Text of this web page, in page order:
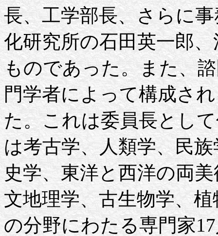
長、工学部長、さらに
化研究所の石田英一郎
ものであった。また、
門学者によって構成さ
た。これは委員長とし
は考古学、人類学、民
史学、東洋と西洋の両
文地理学、古生物学、
の分野にわたる専門家